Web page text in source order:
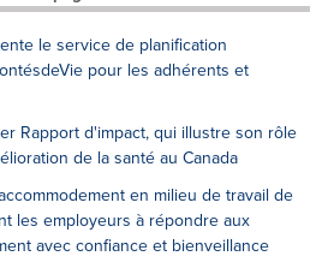
le service de planification
pour les adhérents et
Rapport d'impact, qui illustre son rôle
de la santé au Canada
en milieu de travail de
les employeurs à répondre aux
avec confiance et bienveillance